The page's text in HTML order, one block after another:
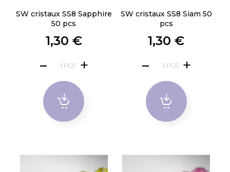
SW cristaux SS8 Sapphire
50 pcs
1,30 €
PCE
SW cristaux SS8 Siam 50
pcs
1,30 €
PCE